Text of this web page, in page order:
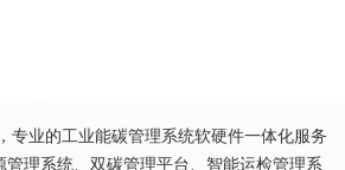
专业的工业能碳管理系统软硬件一体化服务
理系统、双碳管理平台、智能运检管理系